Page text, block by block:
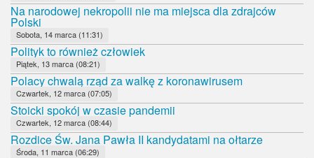
Na narodowej nekropolii nie ma miejsca dla zdrajców
Polski
Sobota, 14 marca (11:31)
Polityk to również człowiek
Piątek, 13 marca (08:21)
Polacy chwalą rząd za walkę z koronawirusem
Czwartek, 12 marca (07:05)
Stoicki spokój w czasie pandemii
Czwartek, 12 marca (08:44)
Rozdice Św. Jana Pawła II kandydatami na ołtarze
Środa, 11 marca (06:29)